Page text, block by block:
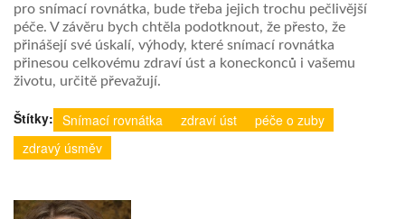
pro snímací rovnátka, bude třeba jejich trochu pečlivější
péče. V závěru bych chtěla podotknout, že přesto, že
přinášejí své úskalí, výhody, které snímací rovnátka
přinesou celkovému zdraví úst a koneckonců i vašemu
životu, určitě převažují.
Štítky: Snímací rovnátka zdraví úst
péče o zuby
zdravý úsměv